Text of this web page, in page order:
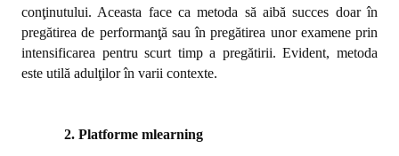
conţinutului. Aceasta face ca metoda să aibă succes doar în
pregătirea de performanţă sau în pregătirea unor examene prin
intensificarea pentru scurt timp a pregătirii. Evident, metoda
este utilă adulţilor în varii contexte.
2. Platforme mlearning